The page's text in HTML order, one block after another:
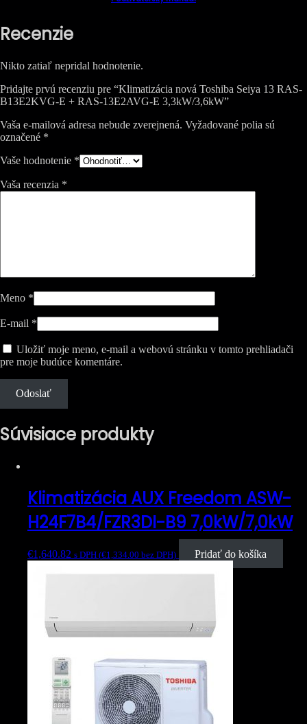
Recenzie
Nikto zatiaľ nepridal hodnotenie.
Pridajte prvú recenziu pre “Klimatizácia nová Toshiba Seiya 13 RAS-
B13E2KVG-E + RAS-13E2AVG-E 3,3kW/3,6kW”
Vaša e-mailová adresa nebude zverejnená. Vyžadované polia sú
označené *
Vaše hodnotenie *
Vaša recenzia *
Meno *
E-mail *
Uložiť moje meno, e-mail a webovú stránku v tomto prehliadači
pre moje budúce komentáre.
Súvisiace produkty
Klimatizácia AUX Freedom ASW-
H24F7B4/FZR3DI-B9 7,0kW/7,0kW
€1,640.82 s DPH (€1,334.00 bez DPH) Pridať do košíka